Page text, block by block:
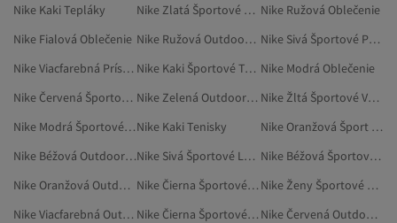
Nike Kaki Tepláky
Nike Zlatá Športové Oblečenie Nike Ružová Oblečenie
Nike Fialová Oblečenie
Nike Ružová Outdoorové Oblečenie
Nike Sivá Športové Pršiplášte A Vetrovky
Nike Viacfarebná Príslušenstvo
Nike Kaki Športové Tenisky Nike Modrá Oblečenie
Nike Červená Športové Saká
Nike Zelená Outdoorové Oblečenie
Nike Žltá Športové Vybavenie
Nike Modrá Športové SakáNike Kaki Tenisky
Nike Oranžová Šport A Príroda
Nike Béžová Outdoorové Oblečenie
Nike Sivá Športové Legíny
Nike Béžová Športové Saká
Nike Oranžová Outdoorové Oblečenie
Nike Čierna Športové Saká
Nike Ženy Športové Saká
Nike Viacfarebná Outdoorové Oblečenie
Nike Čierna Športové Disciplíny
Nike Červená Outdoorové Oblečenie